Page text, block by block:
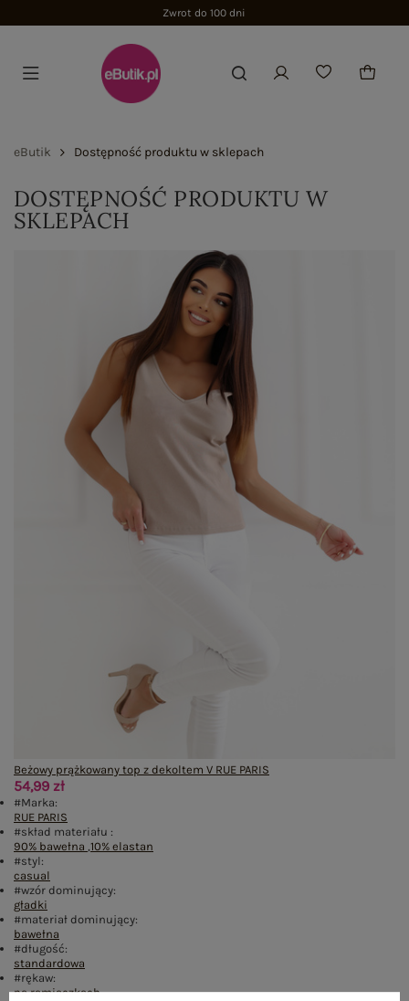
Zwrot do 100 dni
eButik Dostępność produktu w sklepach
DOSTĘPNOŚĆ PRODUKTU W
SKLEPACH
Beżowy prążkowany top z dekoltem V RUE PARIS
54,99 zł
#Marka:
RUE PARIS
#skład materiału :
90% bawełna ,10% elastan
#styl:
casual
#wzór dominujący:
gładki
#materiał dominujący:
bawełna
#długość:
standardowa
#rękaw:
na ramiączkach